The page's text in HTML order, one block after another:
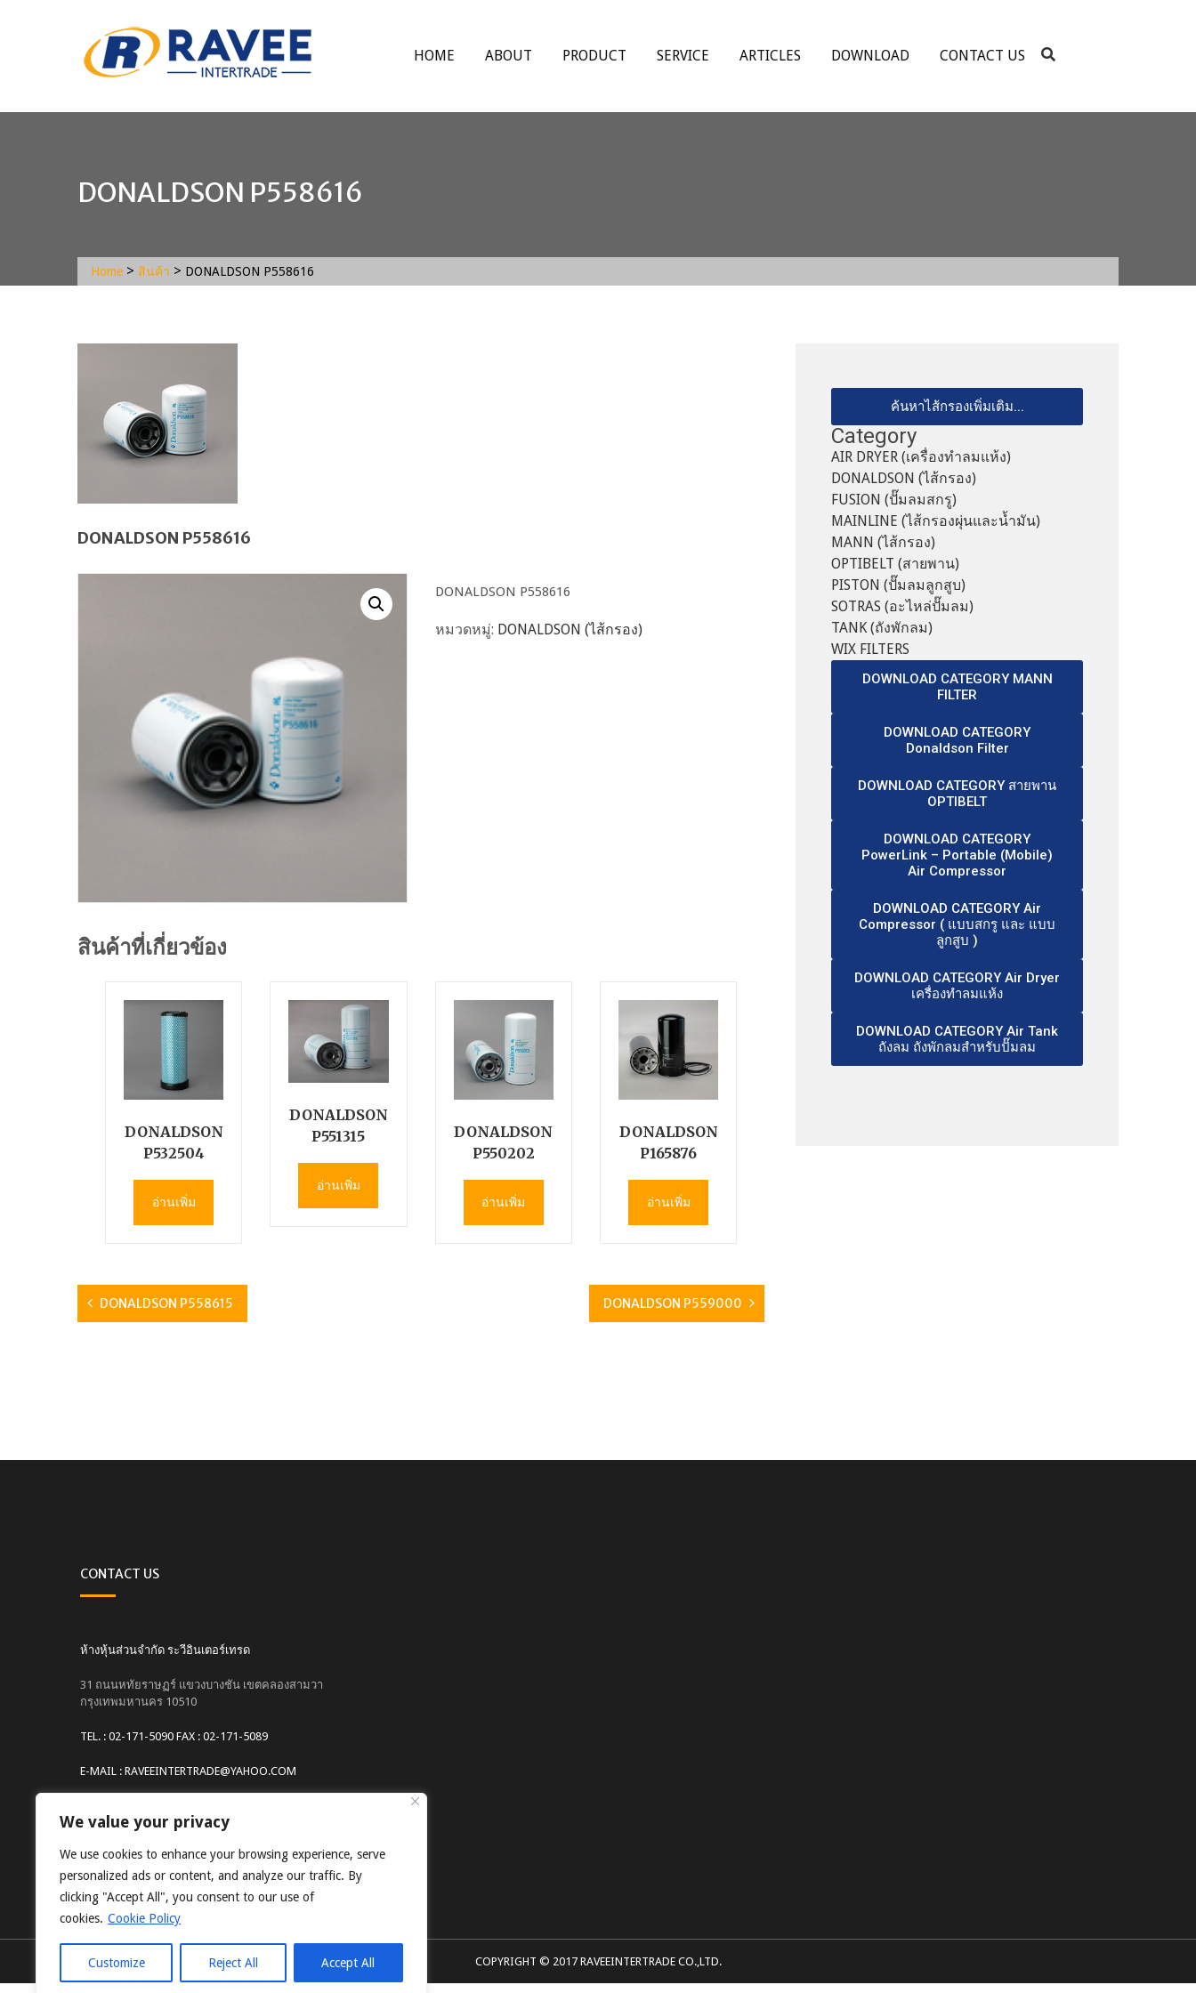
We value your privacy
We use cookies to enhance your browsing experience, serve
personalized ads or content, and analyze our traffic. By
clicking "Accept All", you consent to our use of
cookies. Cookie Policy
Customize Reject All Accept All
HOME ABOUT PRODUCT SERVICE ARTICLES DOWNLOAD CONTACT US
DONALDSON P558616
Home > สินค้า > DONALDSON P558616
DONALDSON P558616
DONALDSON P558616
หมวดหมู่: DONALDSON (ไส้กรอง)
สินค้าที่เกี่ยวข้อง
DONALDSON
P532504
อ่านเพิ่ม
DONALDSON
P551315
อ่านเพิ่ม
DONALDSON
P550202
อ่านเพิ่ม
DONALDSON
P165876
อ่านเพิ่ม
DONALDSON P558615 DONALDSON P559000
ค้นหาไส้กรองเพิ่มเติม...
Category
AIR DRYER (เครื่องทำลมแห้ง)
DONALDSON (ไส้กรอง)
FUSION (ปั๊มลมสกรู)
MAINLINE (ไส้กรองผุ่นและน้ำมัน)
MANN (ไส้กรอง)
OPTIBELT (สายพาน)
PISTON (ปั๊มลมลูกสูบ)
SOTRAS (อะไหล่ปั๊มลม)
TANK (ถังพักลม)
WIX FILTERS
DOWNLOAD CATEGORY MANN
FILTER
DOWNLOAD CATEGORY
Donaldson Filter
DOWNLOAD CATEGORY สายพาน
OPTIBELT
DOWNLOAD CATEGORY
PowerLink – Portable (Mobile)
Air Compressor
DOWNLOAD CATEGORY Air
Compressor ( แบบสกรู และ แบบ
ลูกสูบ )
DOWNLOAD CATEGORY Air Dryer
เครื่องทำลมแห้ง
DOWNLOAD CATEGORY Air Tank
ถังลม ถังพักลมสำหรับปั๊มลม
CONTACT US
ห้างหุ้นส่วนจำกัด ระวีอินเตอร์เทรด
31 ถนนหทัยราษฏร์ แขวงบางชัน เขตคลองสามวา
กรุงเทพมหานคร 10510
TEL. : 02-171-5090 FAX : 02-171-5089
E-MAIL : RAVEEINTERTRADE@YAHOO.COM
COPYRIGHT © 2017 RAVEEINTERTRADE CO.,LTD.